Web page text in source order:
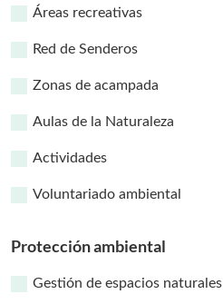
Áreas recreativas
Red de Senderos
Zonas de acampada
Aulas de la Naturaleza
Actividades
Voluntariado ambiental
Protección ambiental
Gestión de espacios naturales